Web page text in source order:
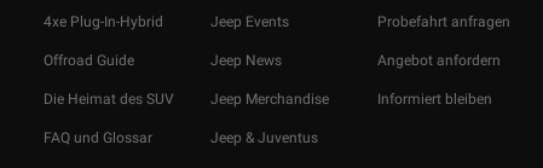
4xe Plug-In-Hybrid
Offroad Guide
Die Heimat des SUV
FAQ und Glossar
Jeep Events
Jeep News
Jeep Merchandise
Jeep & Juventus
Probefahrt anfragen
Angebot anfordern
Informiert bleiben